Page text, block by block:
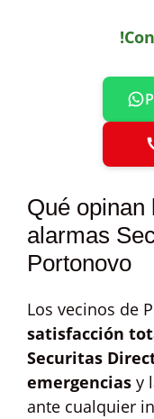
Qué opinan
alarmas
Portonovo
Los vecinos de
satisfacción
Securitas
emergencias y
ante cualquier